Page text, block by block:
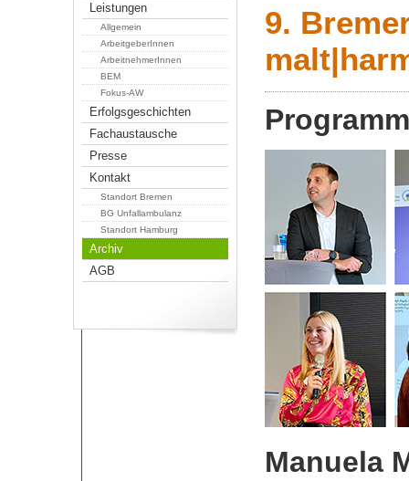
Leistungen
Allgemein
ArbeitgeberInnen
ArbeitnehmerInnen
BEM
Fokus-AW
Erfolgsgeschichten
Fachaustausche
Presse
Kontakt
Standort Bremen
BG Unfallambulanz
Standort Hamburg
Archiv
AGB
9.
Manuela